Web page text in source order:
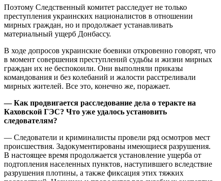
Поэтому Следственный комитет расследует не только
преступления украинских националистов в отношении
мирных граждан, но и продолжает устанавливать
материальный ущерб Донбассу.
В ходе допросов украинские боевики откровенно говорят, что
в момент совершения преступлений судьбы и жизни мирных
граждан их не беспокоили. Они выполняли приказы
командования и без колебаний и жалости расстреливали
мирных жителей. Все это, конечно же, поражает.
— Как продвигается расследование дела о теракте на
Каховской ГЭС? Что уже удалось установить
следователям?
— Следователи и криминалисты провели ряд осмотров мест
происшествия. Задокументированы имеющиеся разрушения.
В настоящее время продолжается установление ущерба от
подтопления населенных пунктов, наступившего вследствие
разрушения плотины, а также фиксация этих тяжких